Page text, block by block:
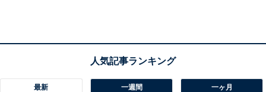
最新 一週間 一ヶ月